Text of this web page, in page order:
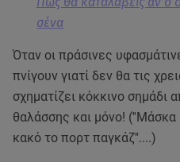
σένα
Όταν οι πράσινες
πνίγουν γιατί δεν θα τις
σχηματίζει κόκκινο σημάδι
θαλάσσης και μόνο! (''Μάσκα
κακό το πορτ παγκάζ''....)